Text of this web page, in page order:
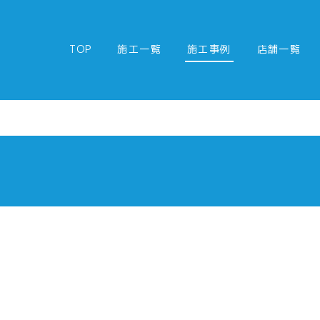
TOP 施工一覧 施工事例 店舗一覧